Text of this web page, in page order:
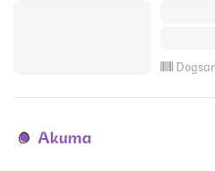
Акита